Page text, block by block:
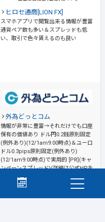
ヒロセ通商[LION FX]
スマホアプリで閲覧出来る情報が豊富
通貨ペア数も多い＆スプレッドも低
い、取引で色々貰えるのも良い
外為どっとコム
情報が非常に豊富→それだけでも口座
保有の価値あり
ドル円0.2銭原則固定
(例外あり)(12/1am9:00時点)＆ユーロ
ドル0.3pips原則固定(例外あり)
(12/1am9:00時点)で実用的 [PR](キャ
ンペーンスプレッド)(詳細は公式HPを
ご確認ください)